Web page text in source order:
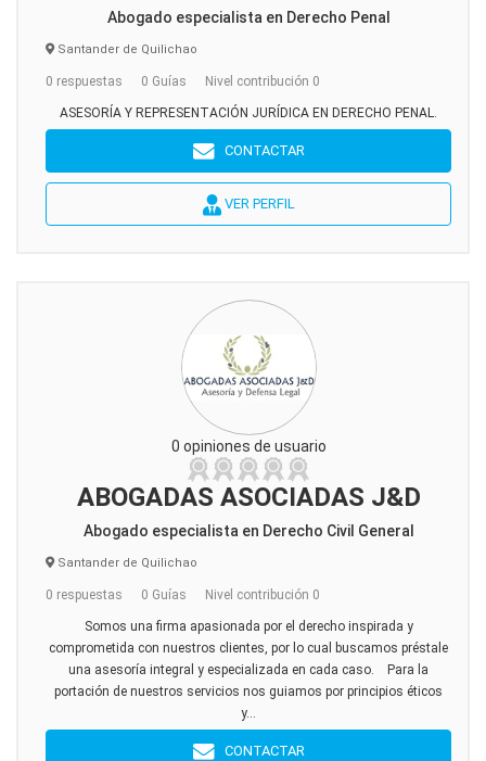
Abogado especialista en Derecho Penal
Santander de Quilichao
0 respuestas 0 Guías Nivel contribución 0
ASESORÍA Y REPRESENTACIÓN JURÍDICA EN DERECHO PENAL.
CONTACTAR
VER PERFIL
0 opiniones de usuario
ABOGADAS ASOCIADAS J&D
Abogado especialista en Derecho Civil General
Santander de Quilichao
0 respuestas 0 Guías Nivel contribución 0
Somos una firma apasionada por el derecho inspirada y
comprometida con nuestros clientes, por lo cual buscamos préstale
una asesoría integral y especializada en cada caso. Para la
portación de nuestros servicios nos guiamos por principios éticos
y...
CONTACTAR